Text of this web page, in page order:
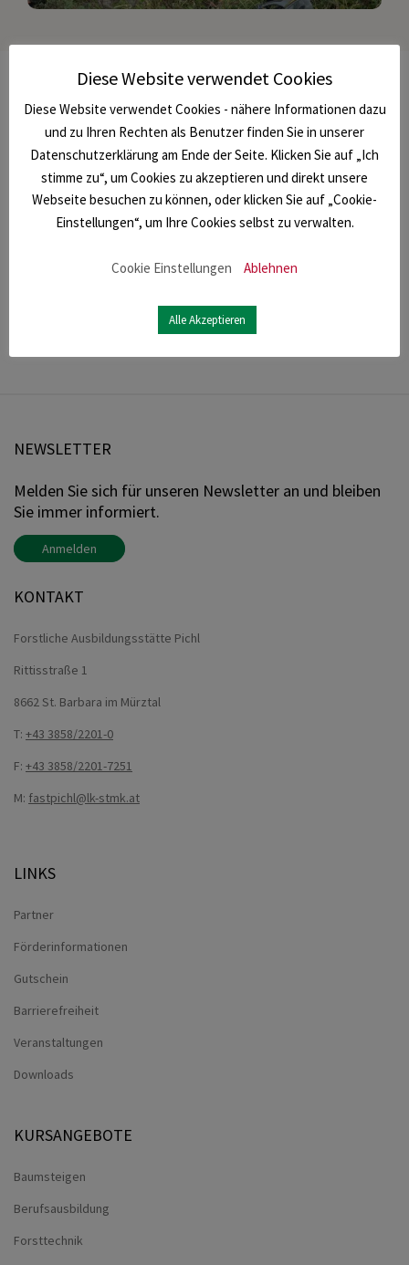
NEWSLETTER
Melden Sie sich für unseren Newsletter an und bleiben
Sie immer informiert.
Anmelden
KONTAKT
Forstliche Ausbildungsstätte Pichl
Rittisstraße 1
8662 St. Barbara im Mürztal
T: +43 3858/2201-0
F: +43 3858/2201-7251
M: fastpichl@lk-stmk.at
LINKS
Partner
Förderinformationen
Gutschein
Barrierefreiheit
Veranstaltungen
Downloads
KURSANGEBOTE
Baumsteigen
Berufsausbildung
Forsttechnik
Diese Website verwendet Cookies
Diese Website verwendet Cookies - nähere Informationen dazu
und zu Ihren Rechten als Benutzer finden Sie in unserer
Datenschutzerklärung am Ende der Seite. Klicken Sie auf „Ich
stimme zu“, um Cookies zu akzeptieren und direkt unsere
Webseite besuchen zu können, oder klicken Sie auf „Cookie-
Einstellungen“, um Ihre Cookies selbst zu verwalten.
Cookie Einstellungen Ablehnen
Alle Akzeptieren